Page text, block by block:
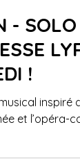
-
!
inspiré
et l’opéra-